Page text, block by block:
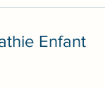
Enfant